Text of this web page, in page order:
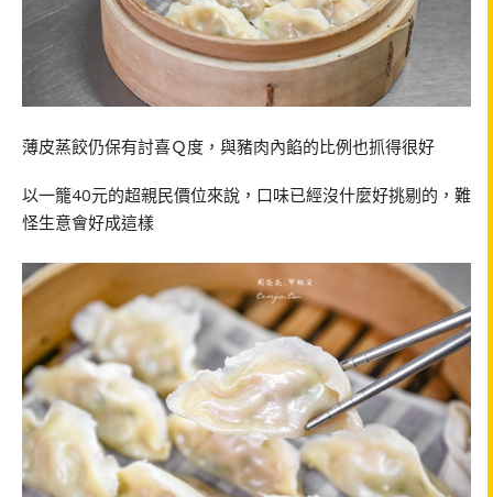
薄皮蒸餃仍保有討喜Ｑ度，與豬肉內餡的比例也抓得很好
以一籠40元的超親民價位來說，口味已經沒什麼好挑剔的，難
怪生意會好成這樣